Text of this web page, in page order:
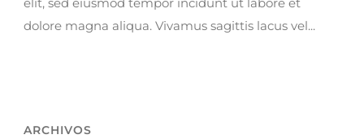
dolore magna aliqua. Vivamus sagittis lacus vel...
ARCHIVOS